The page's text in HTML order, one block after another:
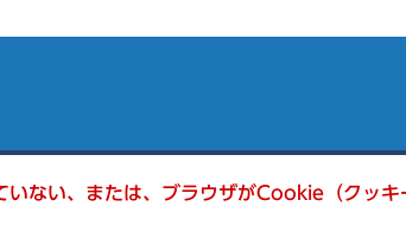
ない、または、ブラウザがCookie（クッ